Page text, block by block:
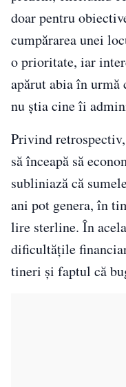
doar pentru
cumpărarea unei
o prioritate, iar
apărut abia în urmă
nu știa cine îi
Privind
să înceapă să
subliniază că
ani pot genera, în
lire sterline. În
dificultățile
tineri și faptul că